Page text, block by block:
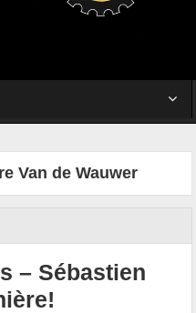
Van de Wauwer
– Sébastien